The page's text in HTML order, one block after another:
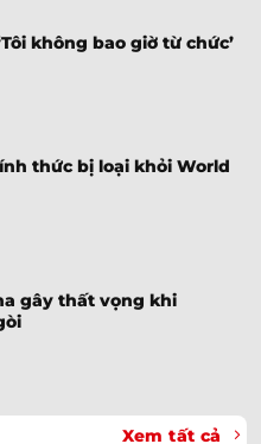
không bao giờ từ chức’
thức bị loại khỏi World
gây thất vọng khi
Xem tất cả